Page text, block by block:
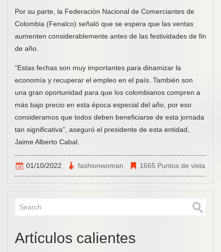
Por su parte, la Federación Nacional de Comerciantes de
Colombia (Fenalco) señaló que se espera que las ventas
aumenten considerablemente antes de las festividades de fin
de año.
“Estas fechas son muy importantes para dinamizar la
economía y recuperar el empleo en el país. También son
una gran oportunidad para que los colombianos compren a
más bajo precio en esta época especial del año, por eso
consideramos que todos deben beneficiarse de esta jornada
tan significativa”, aseguró el presidente de esta entidad,
Jaime Alberto Cabal.
01/10/2022 fashionwoman 1665 Puntos de vista
Artículos calientes